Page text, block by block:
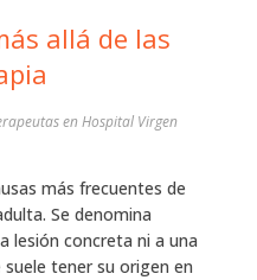
allá de las
en Hospital Virgen
más frecuentes de
Se denomina
lesión concreta ni a una
tener su origen en